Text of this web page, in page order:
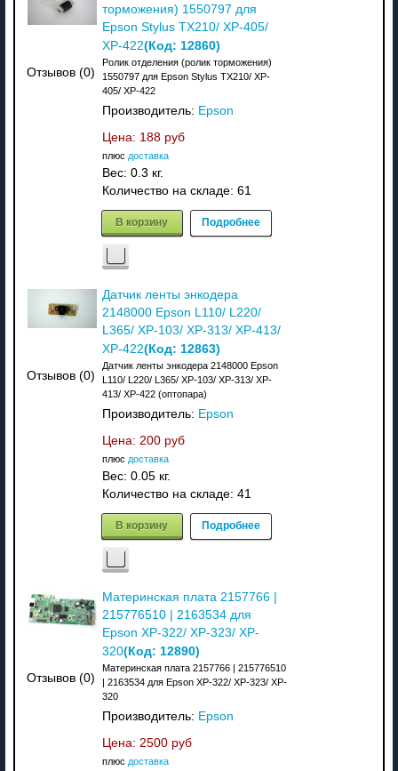
Отзывов (0)
торможения) 1550797 для
Epson Stylus TX210/ XP-405/
XP-422(Код: 12860)
Ролик отделения (ролик торможения)
1550797 для Epson Stylus TX210/ XP-
405/ XP-422
Производитель: Epson
Цена: 188 руб
плюс доставка
Вес: 0.3 кг.
Количество на складе: 61
В корзину Подробнее
Отзывов (0)
Датчик ленты энкодера
2148000 Epson L110/ L220/
L365/ XP-103/ XP-313/ XP-413/
XP-422(Код: 12863)
Датчик ленты энкодера 2148000 Epson
L110/ L220/ L365/ XP-103/ XP-313/ XP-
413/ XP-422 (оптопара)
Производитель: Epson
Цена: 200 руб
плюс доставка
Вес: 0.05 кг.
Количество на складе: 41
В корзину Подробнее
Отзывов (0)
Материнская плата 2157766 |
215776510 | 2163534 для
Epson XP-322/ XP-323/ XP-
320(Код: 12890)
Материнская плата 2157766 | 215776510
| 2163534 для Epson XP-322/ XP-323/ XP-
320
Производитель: Epson
Цена: 2500 руб
плюс доставка